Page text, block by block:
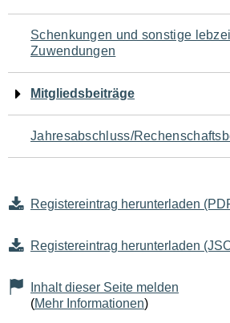
Schenkungen und sonstige
Zuwendungen
Mitgliedsbeiträge
Jahresabschluss/
Registereintrag herunterladen
Registereintrag herunterladen
Inhalt dieser Seite melden
(Mehr Informationen)